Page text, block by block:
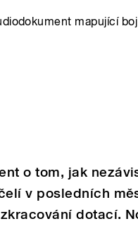
mapující
o tom, jak
v posledních
dotací.